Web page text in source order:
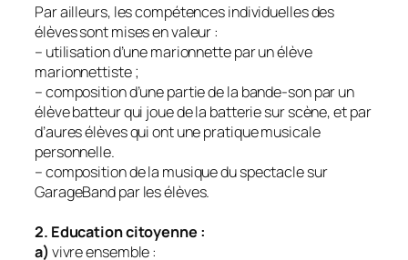
Par ailleurs, les compétences individuelles des
élèves sont mises en valeur :
– utilisation d’une marionnette par un élève
marionnettiste ;
– composition d’une partie de la bande-son par un
élève batteur qui joue de la batterie sur scène, et par
d’aures élèves qui ont une pratique musicale
personnelle.
– composition de la musique du spectacle sur
GarageBand par les élèves.
2. Education citoyenne :
a) vivre ensemble :